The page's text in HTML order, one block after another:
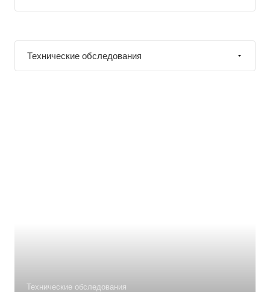
Технические обследования
Технические обследования